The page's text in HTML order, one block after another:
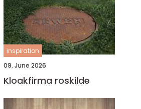
inspiration
09. June 2026
Kloakfirma roskilde